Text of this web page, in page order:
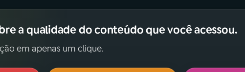
a qualidade do conteúdo que você acessou.
em apenas um clique.